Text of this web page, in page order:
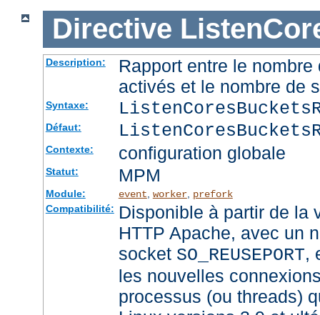
Directive
Description:
Rapport entre le
activés et le nombre de
Syntaxe:
Défaut:
Contexte: configuration globale
Statut: MPM
Module: event worker, prefork
Compatibilité: Disponible à partir de la
HTTP Apache, avec un
socket SO_REUSEPORT,
les nouvelles
processus (ou threads)